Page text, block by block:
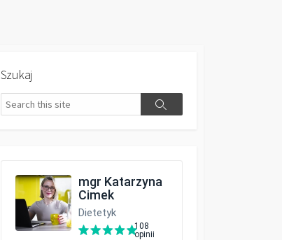
Szukaj